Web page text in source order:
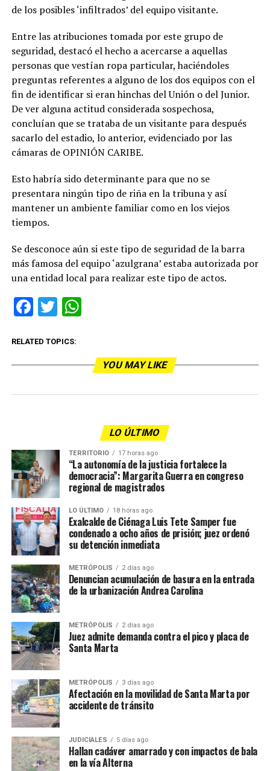
de los posibles ‘infiltrados’ del equipo visitante.
Entre las atribuciones tomada por este grupo de
seguridad, destacó el hecho a acercarse a aquellas
personas que vestían ropa particular, haciéndoles
preguntas referentes a alguno de los dos equipos con el
fin de identificar si eran hinchas del Unión o del Junior.
De ver alguna actitud considerada sospechosa,
concluían que se trataba de un visitante para después
sacarlo del estadio, lo anterior, evidenciado por las
cámaras de OPINIÓN CARIBE.
Esto habría sido determinante para que no se
presentara ningún tipo de riña en la tribuna y así
mantener un ambiente familiar como en los viejos
tiempos.
Se desconoce aún si este tipo de seguridad de la barra
más famosa del equipo ‘azulgrana’ estaba autorizada por
una entidad local para realizar este tipo de actos.
Facebook
Twitter
RELATED TOPICS:
YOU MAY LIKE
LO ÚLTIMO
TERRITORIO 17 horas ago
“La autonomía de la justicia fortalece la
democracia”: Margarita Guerra en congreso
regional de magistrados
LO ÚLTIMO 18 horas ago
Exalcalde de Ciénaga Luis Tete Samper fue
condenado a ocho años de prisión; juez ordenó
su detención inmediata
METRÓPOLIS 2 días ago
Denuncian acumulación de basura en la entrada
de la urbanización Andrea Carolina
METRÓPOLIS 2 días ago
Juez admite demanda contra el pico y placa de
Santa Marta
METRÓPOLIS 3 días ago
Afectación en la movilidad de Santa Marta por
accidente de tránsito
JUDICIALES 5 días ago
Hallan cadáver amarrado y con impactos de bala
en la vía Alterna